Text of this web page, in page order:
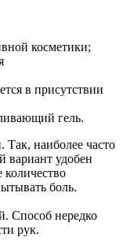
косметики;
в присутствии
гель.
Так, наиболее часто
вариант удобен
количество
боль.
Способ нередко
рук.